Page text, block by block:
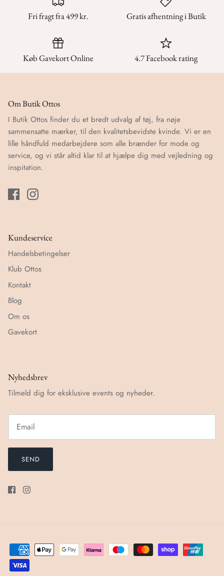
Fri fragt fra 499 kr. Gratis afhentning i Butik
Køb Gavekort Online 4.7 Facebook rating
Om Butik Ottos
I Butik Ottos finder du et bredt udvalg af tøj, fra nøje
sammensatte mærker, til den kvalitetsbevidste kvinde. Vi er en
lille håndfuld medarbejdere som alle brænder for mode og
service, og vi står altid klar til at hjælpe dig med vejledning og
inspitation.
Kundeservice
Handelsbetingelser
Klub Ottos
Kontakt
Blog
Om os
Gavekort
Nyhedsbrev
Tilmeld dig for eksklusive events og nyheder.
SEND